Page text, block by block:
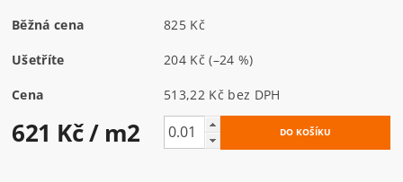
Běžná cena 825 Kč
Ušetříte 204 Kč(–24 %)
Cena 513,22 Kč bez DPH
621 Kč/ m2